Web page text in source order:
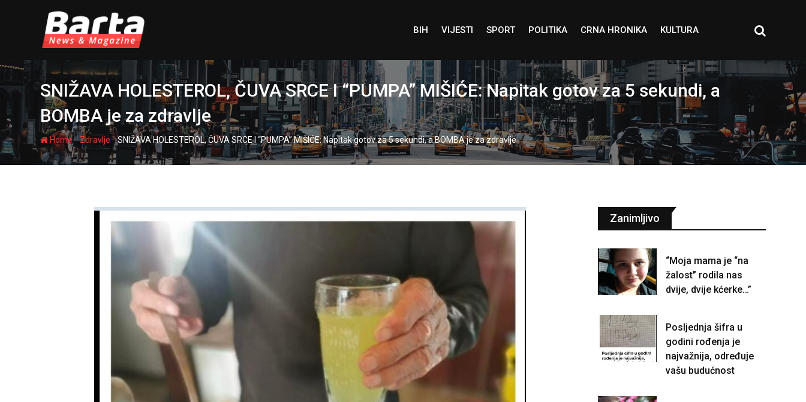
BIH VIJESTI SPORT POLITIKA CRNA HRONIKA KULTURA
SNIŽAVA HOLESTEROL, ČUVA SRCE I “PUMPA” MIŠIĆE: Napitak gotov za 5 sekundi, a
BOMBA je za zdravlje
Home-Zdravlje-SNIŽAVA HOLESTEROL, ČUVA SRCE I “PUMPA” MIŠIĆE: Napitak gotov za 5 sekundi, a BOMBA je za zdravlje
Zanimljivo
“Moja mama je “na
žalost” rodila nas
dvije, dvije kćerke…”
Posljednja šifra u
godini rođenja je
najvažnija, određuje
vašu budućnost